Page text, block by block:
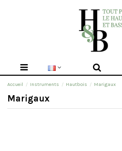
Accueil Instruments Hautbois Marigaux
Marigaux